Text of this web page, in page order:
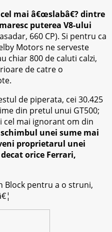
cel mai â€œslabâ€? dintre
puterea V8-ului
660 CP). Si pentru ca
Motors ne serveste
chiar 800 de caluti calzi,
de catre o
de piperata, cei 30.425
din pretul unui GT500;
cel mai ignorant om din
unei sume mai
proprietarul unei
orice Ferrari,
Block pentru a o struni,